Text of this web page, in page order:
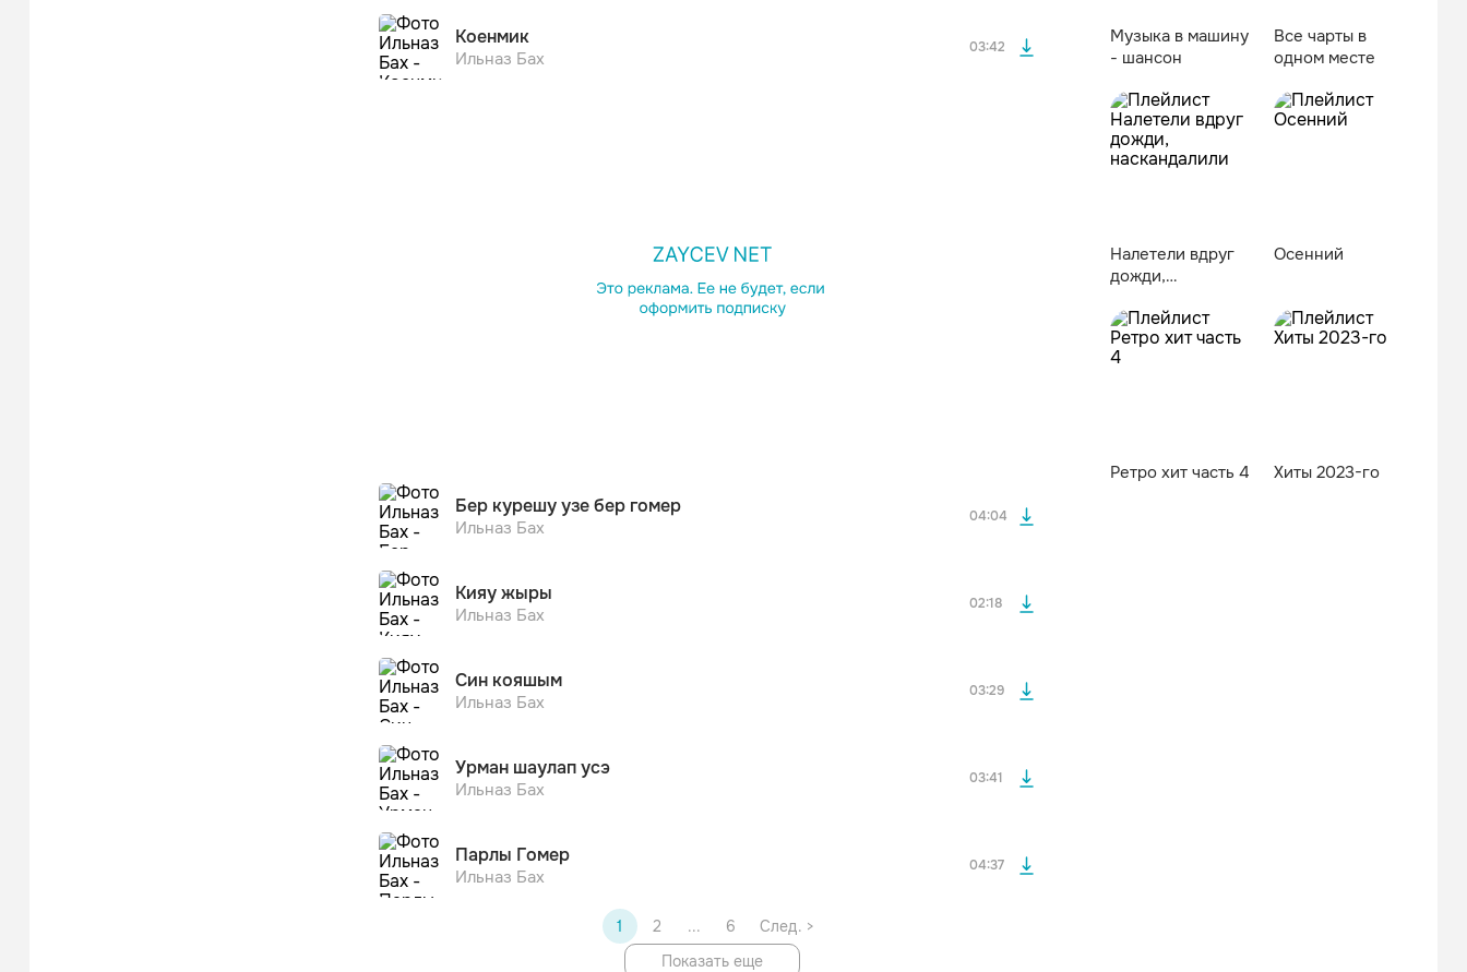
Коенмик
Ильназ Бах
03:42
Бер курешу узе бер гомер
Ильназ Бах
04:04
Кияу жыры
Ильназ Бах
02:18
Син кояшым
Ильназ Бах
03:29
Урман шаулап усэ
Ильназ Бах
03:41
Парлы Гомер
Ильназ Бах
04:37
1 2 ... 6
След. >
Показать еще
Музыка в машину
- шансон
Все чарты в
одном месте
Налетели вдруг
дожди,
Осенний
Ретро хит часть 4 Хиты 2023-го